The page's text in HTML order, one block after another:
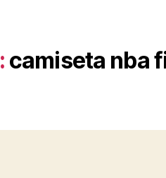
camiseta nba